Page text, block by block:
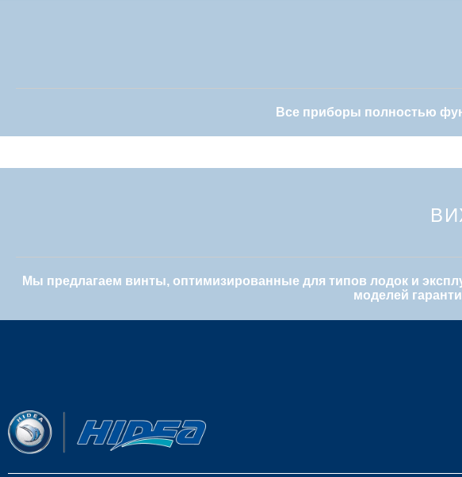
Все приборы полностью
Мы предлагаем винты, оптимизированные для типов лодок и
моделей